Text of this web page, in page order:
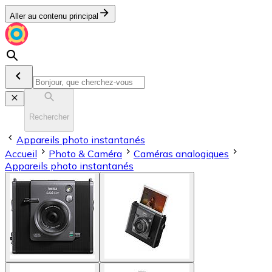
Aller au contenu principal
Rechercher
Appareils photo instantanés
Accueil
Photo & Caméra
Caméras analogiques
Appareils photo instantanés